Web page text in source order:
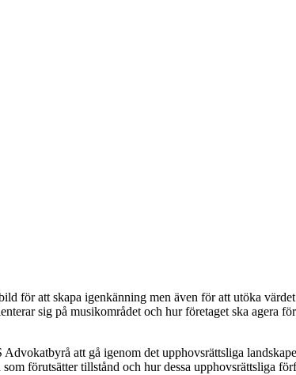
för att skapa igenkänning men även för att utöka
sig på musikområdet och hur företaget ska agera
att gå igenom det upphovsrättsliga
förutsätter tillstånd och hur dessa upphovsrättsliga